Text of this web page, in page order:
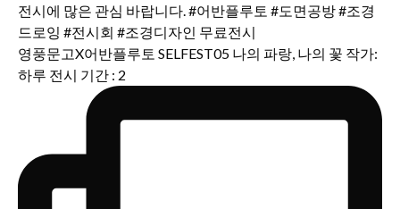
영풍문고X어반플루토 SELFEST05 나의 파랑, 나의 꽃 작가:
하루 전시 기간 : 2